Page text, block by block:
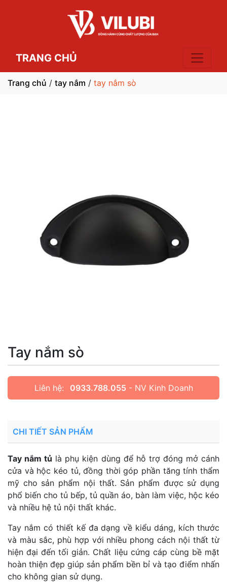
TRANG CHỦ
Trang chủ / tay nắm / tay nắm sò
Tay nắm sò
Liên hệ: 0933.788.055- NV Kinh Doanh
CHI TIẾT SẢN PHẨM
Tay nắm tủ là phụ kiện dùng để hỗ trợ đóng mở cánh
cửa và hộc kéo tủ, đồng thời góp phần tăng tính thẩm
mỹ cho sản phẩm nội thất. Sản phẩm được sử dụng
phổ biến cho tủ bếp, tủ quần áo, bàn làm việc, hộc kéo
và nhiều hệ tủ nội thất khác.
Tay nắm có thiết kế đa dạng về kiểu dáng, kích thước
và màu sắc, phù hợp với nhiều phong cách nội thất từ
hiện đại đến tối giản. Chất liệu cứng cáp cùng bề mặt
hoàn thiện đẹp giúp sản phẩm bền bỉ và tạo điểm nhấn
cho không gian sử dụng.